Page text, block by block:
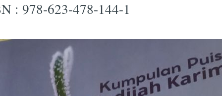
: 978-623-478-144-1